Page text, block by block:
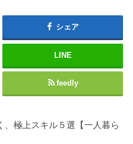
シェア
LINE
feedly
、極上スキル５選【一人暮ら